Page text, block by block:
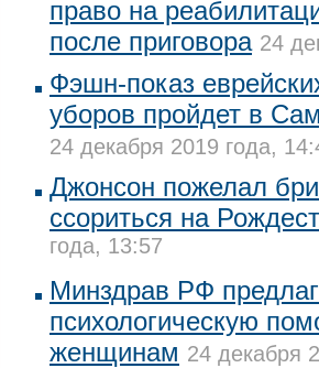
право на
после приговора 24
Фэшн-показ
уборов пройдет в
24 декабря 2019 года,
Джонсон пожелал
ссориться на
года, 13:57
Минздрав РФ
психологическую
женщинам 24 декабря